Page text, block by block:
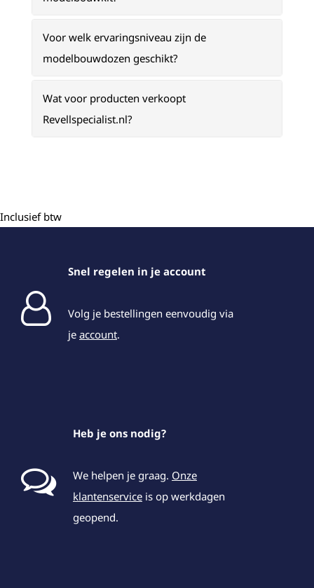
Voor welk ervaringsniveau zijn de
modelbouwdozen geschikt?
Wat voor producten verkoopt
Revellspecialist.nl?
Inclusief btw
Snel regelen in je account
Volg je bestellingen eenvoudig via
je account.
Heb je ons nodig?
We helpen je graag. Onze
klantenservice is op werkdagen
geopend.